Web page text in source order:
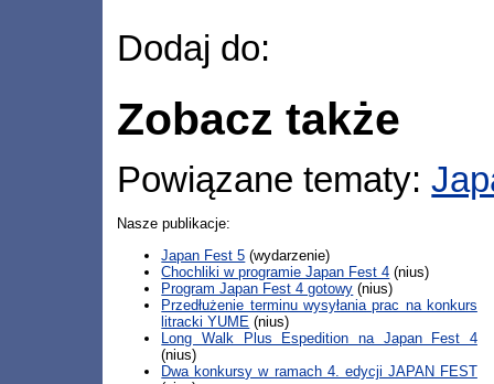
Dodaj do:
Zobacz także
Powiązane tematy:
Nasze publikacje:
Japan Fest 5 (wydarzenie)
Chochliki w programie Japan Fest 4 (nius)
Program Japan Fest 4 gotowy (nius)
Przedłużenie terminu wysyłania prac na konkurs
litracki YUME (nius)
Long Walk Plus Espedition na Japan Fest 4
(nius)
Dwa konkursy w ramach 4. edycji JAPAN FEST